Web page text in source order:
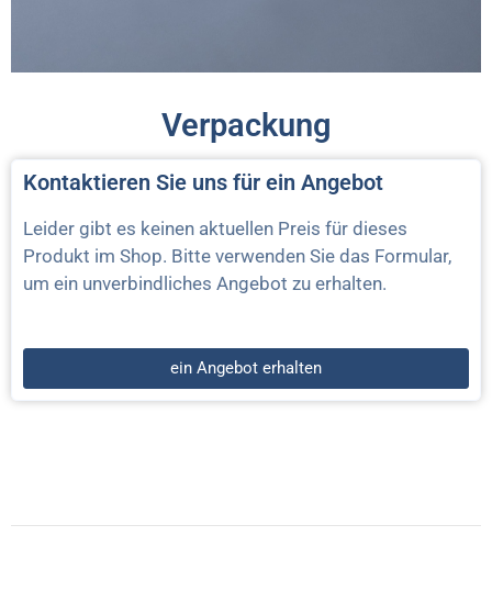
Verpackung
Kontaktieren Sie uns für ein Angebot
Leider gibt es keinen aktuellen Preis für dieses
Produkt im Shop. Bitte verwenden Sie das Formular,
um ein unverbindliches Angebot zu erhalten.
ein Angebot erhalten